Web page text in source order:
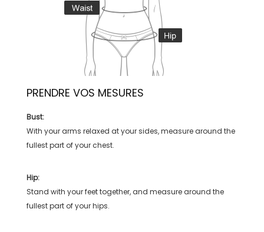
PRENDRE VOS MESURES
Bust:
With your arms relaxed at your sides, measure around the
fullest part of your chest.
Hip:
Stand with your feet together, and measure around the
fullest part of your hips.